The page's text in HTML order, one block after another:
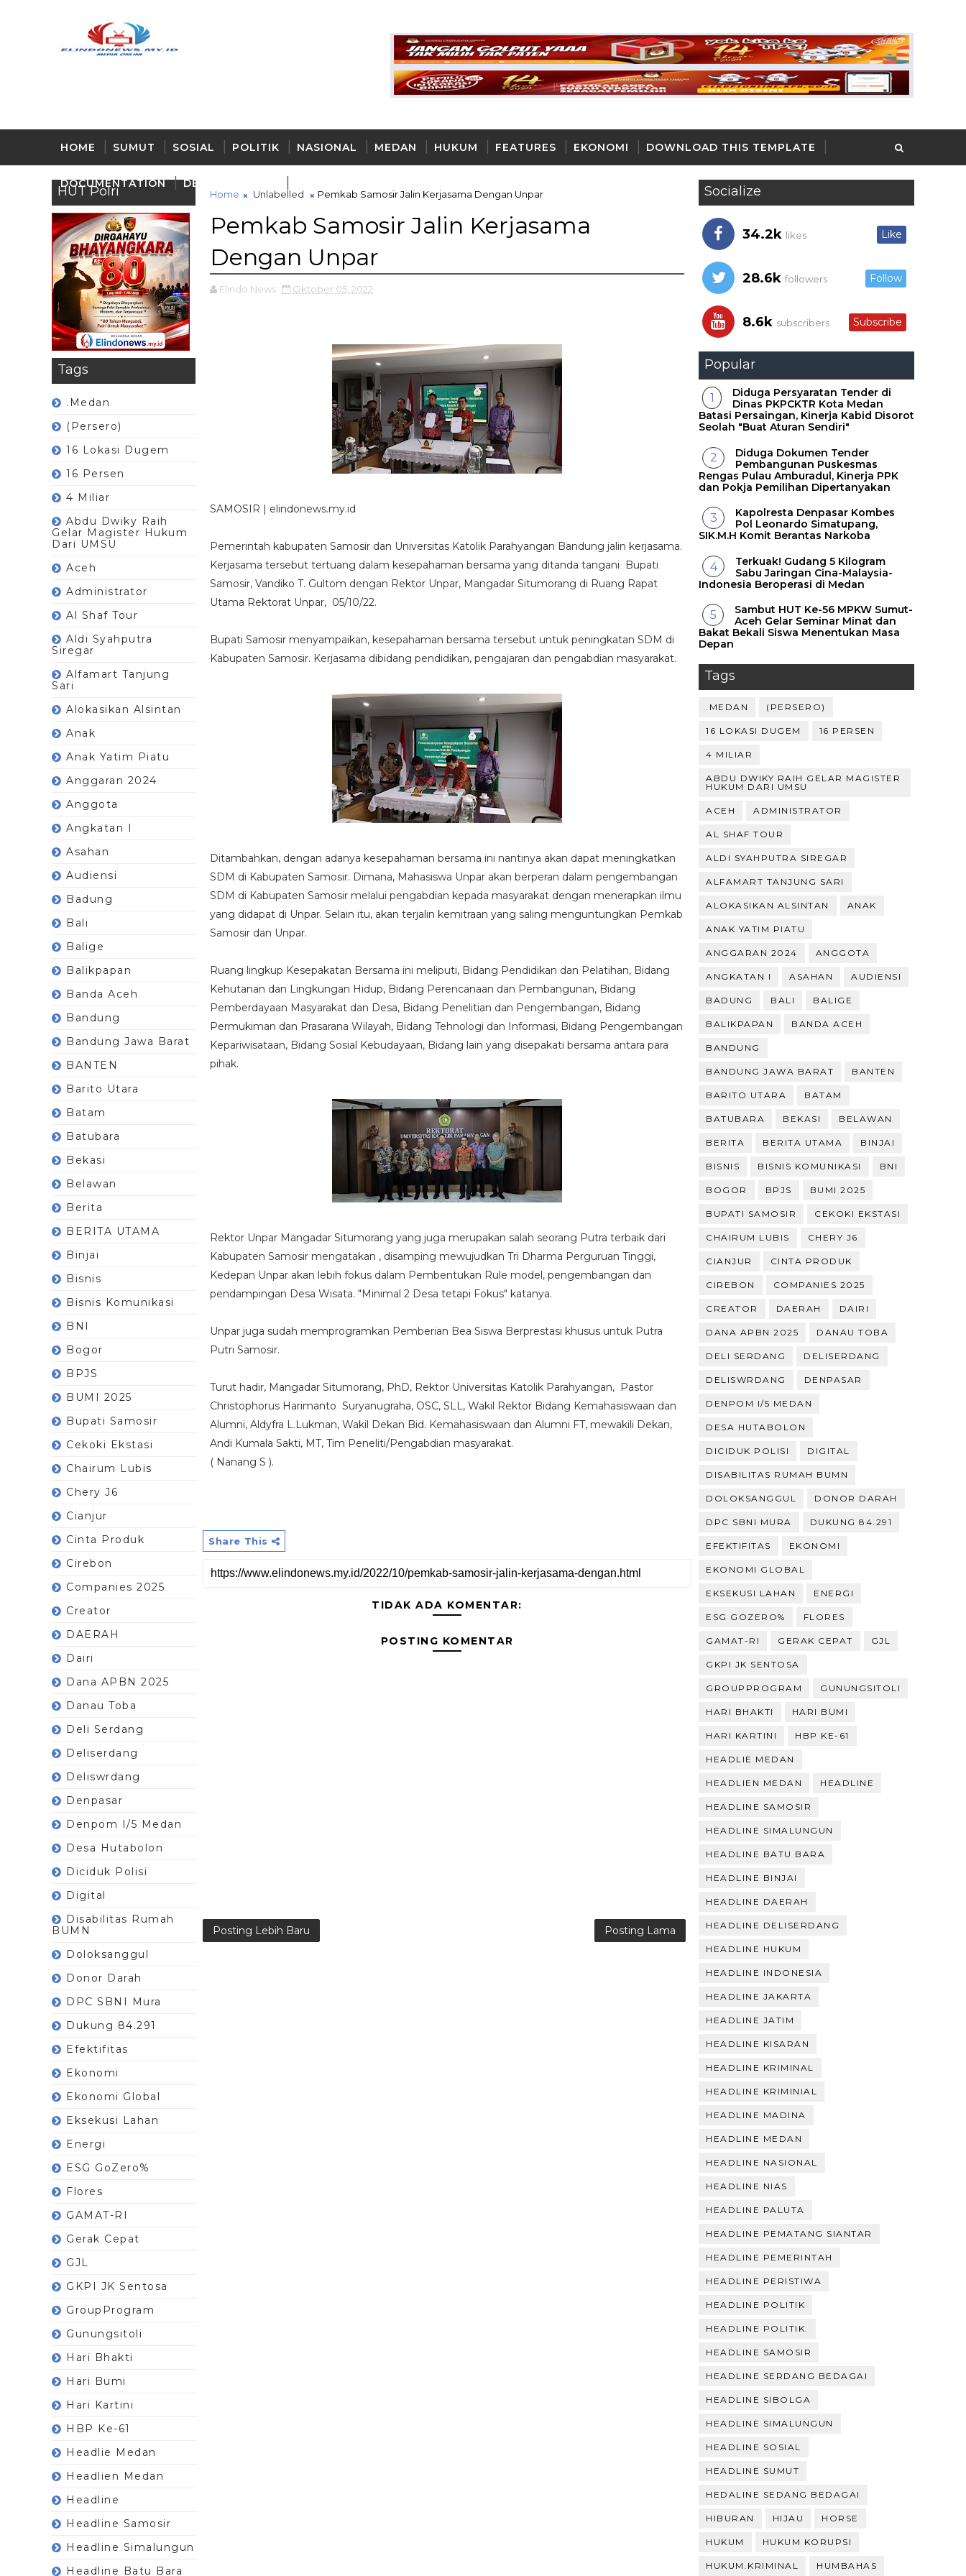
HOME SUMUT SOSIAL POLITIK NASIONAL MEDAN HUKUM FEATURES EKONOMI DOWNLOAD THIS TEMPLATE
DOCUMENTATION DELI - SERDANG
HUT Polri
Tags
.Medan
(Persero)
16 Lokasi Dugem
16 Persen
4 Miliar
Abdu Dwiky Raih
Gelar Magister Hukum
Dari UMSU
Aceh
Administrator
Al Shaf Tour
Aldi Syahputra
Siregar
Alfamart Tanjung
Sari
Alokasikan Alsintan
Anak
Anak Yatim Piatu
Anggaran 2024
Anggota
Angkatan I
Asahan
Audiensi
Badung
Bali
Balige
Balikpapan
Banda Aceh
Bandung
Bandung Jawa Barat
BANTEN
Barito Utara
Batam
Batubara
Bekasi
Belawan
Berita
BERITA UTAMA
Binjai
Bisnis
Bisnis Komunikasi
BNI
Bogor
BPJS
BUMI 2025
Bupati Samosir
Cekoki Ekstasi
Chairum Lubis
Chery J6
Cianjur
Cinta Produk
Cirebon
Companies 2025
Creator
DAERAH
Dairi
Dana APBN 2025
Danau Toba
Deli Serdang
Deliserdang
Deliswrdang
Denpasar
Denpom I/5 Medan
Desa Hutabolon
Diciduk Polisi
Digital
Disabilitas Rumah
BUMN
Doloksanggul
Donor Darah
DPC SBNI Mura
Dukung 84.291
Efektifitas
Ekonomi
Ekonomi Global
Eksekusi Lahan
Energi
ESG GoZero%
Flores
GAMAT-RI
Gerak Cepat
GJL
GKPI JK Sentosa
GroupProgram
Gunungsitoli
Hari Bhakti
Hari Bumi
Hari Kartini
HBP Ke-61
Headlie Medan
Headlien Medan
Headline
Headline Samosir
Headline Simalungun
Headline Batu Bara
Home Unlabelled Pemkab Samosir Jalin Kerjasama Dengan Unpar
Pemkab Samosir Jalin Kerjasama
Dengan Unpar
Elindo News Oktober 05, 2022
SAMOSIR | elindonews.my.id
Pemerintah kabupaten Samosir dan Universitas Katolik Parahyangan Bandung jalin kerjasama.
Kerjasama tersebut tertuang dalam kesepahaman bersama yang ditanda tangani Bupati
Samosir, Vandiko T. Gultom dengan Rektor Unpar, Mangadar Situmorang di Ruang Rapat
Utama Rektorat Unpar, 05/10/22.
Bupati Samosir menyampaikan, kesepahaman bersama tersebut untuk peningkatan SDM di
Kabupaten Samosir. Kerjasama dibidang pendidikan, pengajaran dan pengabdian masyarakat.
Ditambahkan, dengan adanya kesepahaman bersama ini nantinya akan dapat meningkatkan
SDM di Kabupaten Samosir. Dimana, Mahasiswa Unpar akan berperan dalam pengembangan
SDM di Kabupaten Samosir melalui pengabdian kepada masyarakat dengan menerapkan ilmu
yang didapat di Unpar. Selain itu, akan terjalin kemitraan yang saling menguntungkan Pemkab
Samosir dan Unpar.
Ruang lingkup Kesepakatan Bersama ini meliputi, Bidang Pendidikan dan Pelatihan, Bidang
Kehutanan dan Lingkungan Hidup, Bidang Perencanaan dan Pembangunan, Bidang
Pemberdayaan Masyarakat dan Desa, Bidang Penelitian dan Pengembangan, Bidang
Permukiman dan Prasarana Wilayah, Bidang Tehnologi dan Informasi, Bidang Pengembangan
Kepariwisataan, Bidang Sosial Kebudayaan, Bidang lain yang disepakati bersama antara para
pihak.
Rektor Unpar Mangadar Situmorang yang juga merupakan salah seorang Putra terbaik dari
Kabupaten Samosir mengatakan , disamping mewujudkan Tri Dharma Perguruan Tinggi,
Kedepan Unpar akan lebih fokus dalam Pembentukan Rule model, pengembangan dan
pendampingan Desa Wisata. "Minimal 2 Desa tetapi Fokus" katanya.
Unpar juga sudah memprogramkan Pemberian Bea Siswa Berprestasi khusus untuk Putra
Putri Samosir.
Turut hadir, Mangadar Situmorang, PhD, Rektor Universitas Katolik Parahyangan, Pastor
Christophorus Harimanto Suryanugraha, OSC, SLL, Wakil Rektor Bidang Kemahasiswaan dan
Alumni, Aldyfra L.Lukman, Wakil Dekan Bid. Kemahasiswaan dan Alumni FT, mewakili Dekan,
Andi Kumala Sakti, MT, Tim Peneliti/Pengabdian masyarakat.
( Nanang S ).
Share This
TIDAK ADA KOMENTAR:
POSTING KOMENTAR
Posting Lebih Baru Posting Lama
Socialize
34.2k likes Like
28.6k followers Follow
8.6k subscribers Subscribe
Popular
Diduga Persyaratan Tender di
Dinas PKPCKTR Kota Medan
Batasi Persaingan, Kinerja Kabid Disorot
Seolah "Buat Aturan Sendiri"
Diduga Dokumen Tender
Pembangunan Puskesmas
Rengas Pulau Amburadul, Kinerja PPK
dan Pokja Pemilihan Dipertanyakan
Kapolresta Denpasar Kombes
Pol Leonardo Simatupang,
SIK.M.H Komit Berantas Narkoba
Terkuak! Gudang 5 Kilogram
Sabu Jaringan Cina-Malaysia-
Indonesia Beroperasi di Medan
Sambut HUT Ke-56 MPKW Sumut-
Aceh Gelar Seminar Minat dan
Bakat Bekali Siswa Menentukan Masa
Depan ‎
Tags
.MEDAN (PERSERO)
16 LOKASI DUGEM 16 PERSEN
4 MILIAR
ABDU DWIKY RAIH GELAR MAGISTER
HUKUM DARI UMSU
ACEH ADMINISTRATOR
AL SHAF TOUR
ALDI SYAHPUTRA SIREGAR
ALFAMART TANJUNG SARI
ALOKASIKAN ALSINTAN ANAK
ANAK YATIM PIATU
ANGGARAN 2024 ANGGOTA
ANGKATAN I ASAHAN AUDIENSI
BADUNG BALI BALIGE
BALIKPAPAN BANDA ACEH
BANDUNG
BANDUNG JAWA BARAT BANTEN
BARITO UTARA BATAM
BATUBARA BEKASI BELAWAN
BERITA BERITA UTAMA BINJAI
BISNIS BISNIS KOMUNIKASI BNI
BOGOR BPJS BUMI 2025
BUPATI SAMOSIR CEKOKI EKSTASI
CHAIRUM LUBIS CHERY J6
CIANJUR CINTA PRODUK
CIREBON COMPANIES 2025
CREATOR DAERAH DAIRI
DANA APBN 2025 DANAU TOBA
DELI SERDANG DELISERDANG
DELISWRDANG DENPASAR
DENPOM I/5 MEDAN
DESA HUTABOLON
DICIDUK POLISI DIGITAL
DISABILITAS RUMAH BUMN
DOLOKSANGGUL DONOR DARAH
DPC SBNI MURA DUKUNG 84.291
EFEKTIFITAS EKONOMI
EKONOMI GLOBAL
EKSEKUSI LAHAN ENERGI
ESG GOZERO% FLORES
GAMAT-RI GERAK CEPAT GJL
GKPI JK SENTOSA
GROUPPROGRAM GUNUNGSITOLI
HARI BHAKTI HARI BUMI
HARI KARTINI HBP KE-61
HEADLIE MEDAN
HEADLIEN MEDAN HEADLINE
HEADLINE SAMOSIR
HEADLINE SIMALUNGUN
HEADLINE BATU BARA
HEADLINE BINJAI
HEADLINE DAERAH
HEADLINE DELISERDANG
HEADLINE HUKUM
HEADLINE INDONESIA
HEADLINE JAKARTA
HEADLINE JATIM
HEADLINE KISARAN
HEADLINE KRIMINAL
HEADLINE KRIMINIAL
HEADLINE MADINA
HEADLINE MEDAN
HEADLINE NASIONAL
HEADLINE NIAS
HEADLINE PALUTA
HEADLINE PEMATANG SIANTAR
HEADLINE PEMERINTAH
HEADLINE PERISTIWA
HEADLINE POLITIK
HEADLINE POLITIK.
HEADLINE SAMOSIR
HEADLINE SERDANG BEDAGAI
HEADLINE SIBOLGA
HEADLINE SIMALUNGUN
HEADLINE SOSIAL
HEADLINE SUMUT
HEDALINE SEDANG BEDAGAI
HIBURAN HIJAU HORSE
HUKUM HUKUM KORUPSI
HUKUM.KRIMINAL HUMBAHAS